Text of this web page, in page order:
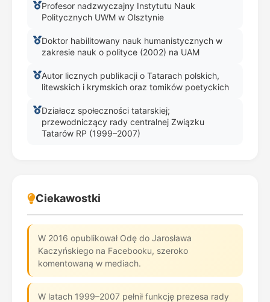
Profesor nadzwyczajny Instytutu Nauk
Politycznych UWM w Olsztynie
Doktor habilitowany nauk humanistycznych w
zakresie nauk o polityce (2002) na UAM
Autor licznych publikacji o Tatarach polskich,
litewskich i krymskich oraz tomików poetyckich
Działacz społeczności tatarskiej;
przewodniczący rady centralnej Związku
Tatarów RP (1999–2007)
Ciekawostki
W 2016 opublikował Odę do Jarosława
Kaczyńskiego na Facebooku, szeroko
komentowaną w mediach.
W latach 1999–2007 pełnił funkcję prezesa rady